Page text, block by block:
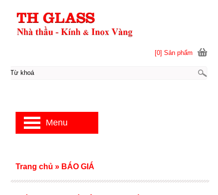
Trang chủ » BÁO GIÁ
[0] Sản phẩm
Menu